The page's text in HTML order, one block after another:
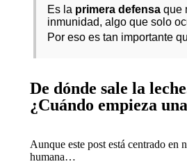
Es la primera defensa que
inmunidad, algo que solo
Por eso es tan importante
De dónde sale la
¿Cuándo empieza
Aunque este post está centrado en
humana…